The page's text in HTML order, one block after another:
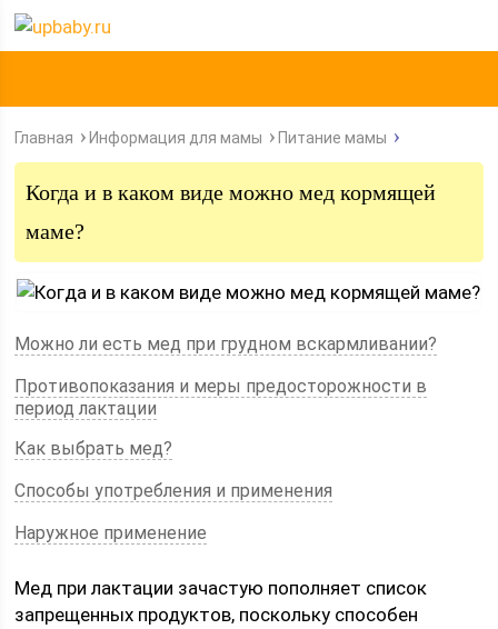
Главная Информация для мамы Питание мамы
Когда и в каком виде можно мед кормящей
маме?
Можно ли есть мед при грудном вскармливании?
Противопоказания и меры предосторожности в
период лактации
Как выбрать мед?
Способы употребления и применения
Наружное применение
Мед при лактации зачастую пополняет список
запрещенных продуктов, поскольку способен